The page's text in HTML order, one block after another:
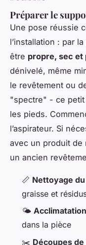
Préparer le
Une pose réussie
l’installation : par
être propre, sec et
dénivelé, même
le revêtement ou
"spectre" - ce petit
les pieds.
l’aspirateur. Si
avec un produit de
un ancien
📏 Nettoyage
graisse et
🌤️
dans la pièce
✂️ Découpes